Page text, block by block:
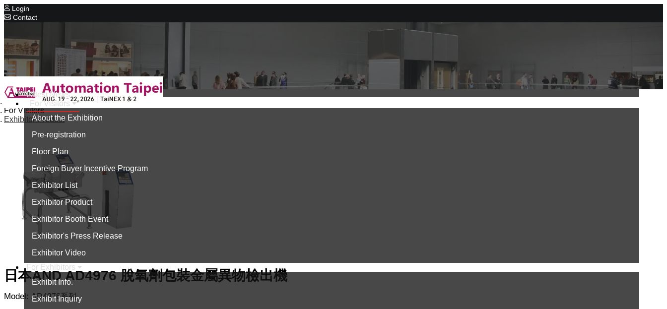
Login
Contact
Concurrent Exhibitions
Intelligent Asia
Series Exhibitions
Intelligent Asia Thailand
中文版
Latest News
For Visitors
About the Exhibition
Pre-registration
Floor Plan
Foreign Buyer Incentive Program
Exhibitor List
Exhibitor Product
Exhibitor Booth Event
Exhibitor's Press Release
Exhibitor Video
For Exhibitors
Exhibit Info.
Exhibit Inquiry
Home
For Visitors
Exhibitor Product
日本AND AD4976 脫氧劑包裝金屬異物檢出機
Model: AD4976系列